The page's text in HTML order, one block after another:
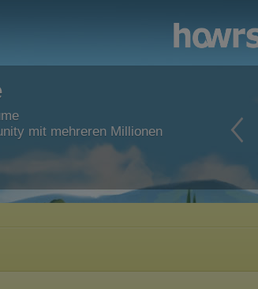
mit mehreren Millionen